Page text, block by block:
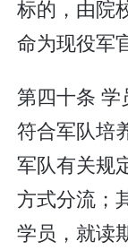
标的，由院
命为现役军
第四十条 学
符合军队培
军队有关规
方式分流；
学员，就读